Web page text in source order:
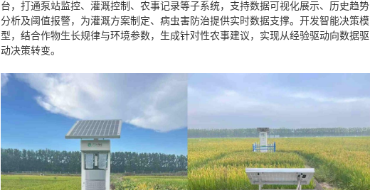
台，打通泵站监控、灌溉控制、农事记录等子系统，支持数据可视化展示、历史趋势
分析及阈值报警，为灌溉方案制定、病虫害防治提供实时数据支撑。开发智能决策模
型，结合作物生长规律与环境参数，生成针对性农事建议，实现从经验驱动向数据驱
动决策转变。